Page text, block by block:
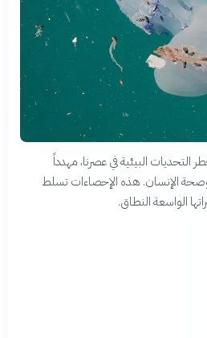
التحديات البيئية في عصرنا، مهدداً
وصحة الإنسان. هذه الإحصاءات تسلط
الواسعة النطاق.